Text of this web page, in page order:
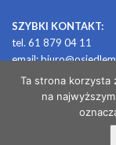
SZYBKI KONTAKT:
tel. 61 879 04 11
email:
© 2026 OSIEDLE
Ta strona korzysta
na